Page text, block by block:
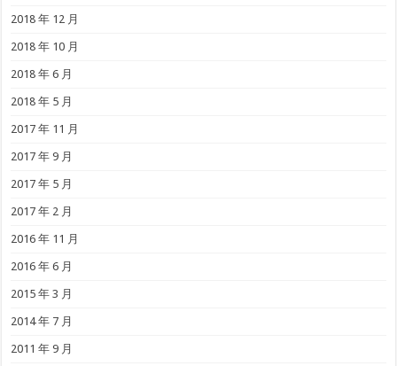
2018 年 12 月
2018 年 10 月
2018 年 6 月
2018 年 5 月
2017 年 11 月
2017 年 9 月
2017 年 5 月
2017 年 2 月
2016 年 11 月
2016 年 6 月
2015 年 3 月
2014 年 7 月
2011 年 9 月